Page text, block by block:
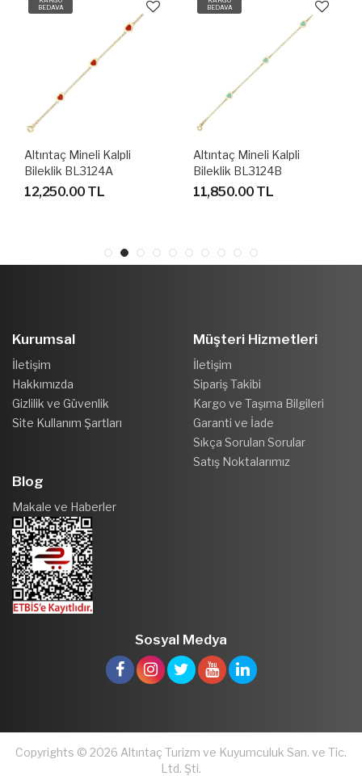
Altıntaç Mineli Kalpli
Bileklik BL3124B
11,850.00 TL
Altıntaç Altın Mavi
Charm Bileklik
27,440.00 TL
Kurumsal
İletişim
Hakkımızda
Gizlilik ve Güvenlik
Site Kullanım Şartları
Müşteri Hizmetleri
İletişim
Sipariş Takibi
Kargo ve Taşıma Bilgileri
Garanti ve İade
Sıkça Sorulan Sorular
Satış Noktalarımız
Blog
Makale ve Haberler
Sosyal Medya
Copyrights © 2026 Altıntaç Turizm ve Kuyumculuk San. ve Tic.
Ltd. Şti.